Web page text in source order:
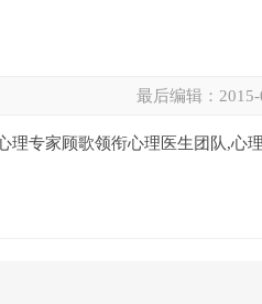
最后编辑：
理专家顾歌领衔心理医生团队,心